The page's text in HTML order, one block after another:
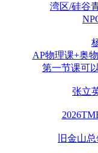
湾区/硅谷
AP物理课+奥
第一节课可
张立
旧金山